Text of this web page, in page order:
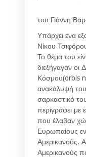
του Γιάννη
Υπάρχει ένα
Νίκου
Το θέμα του
διεξήγαγαν οι
Κόσμου(orbis
ανακάλυψή
σαρκαστικό
περιγράφει με
που έλαβαν
Ευρωπαίους
Αμερικανούς.
Αμερικανούς